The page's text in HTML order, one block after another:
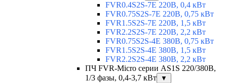
FVR0.4S2S-7E 220В, 0,4 кВт
FVR0.75S2S-7E 220В, 0,75 кВт
FVR1.5S2S-7E 220В, 1,5 кВт
FVR2.2S2S-7E 220В, 2,2 кВт
FVR0.75S2S-4E 380В, 0,75 кВт
FVR1.5S2S-4E 380В, 1,5 кВт
FVR2.2S2S-4E 380В, 2,2 кВт
ПЧ FVR-Micro серии AS1S 220/380В,
1/3 фазы, 0,4-3,7 кВт
▼